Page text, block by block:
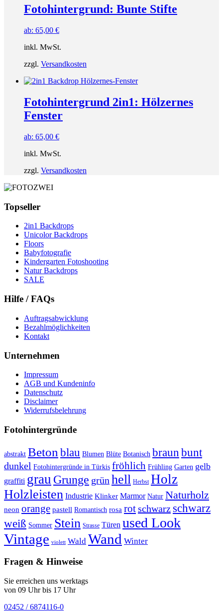
Fotohintergrund: Bunte Stifte
ab: 65,00 €
inkl. MwSt.
zzgl. Versandkosten
Fotohintergrund 2in1: Hölzernes
Fenster
ab: 65,00 €
inkl. MwSt.
zzgl. Versandkosten
Topseller
2in1 Backdrops
Unicolor Backdrops
Floors
Babyfotografie
Kindergarten Fotoshooting
Natur Backdrops
SALE
Hilfe / FAQs
Auftragsabwicklung
Bezahlmöglichkeiten
Kontakt
Unternehmen
Impressum
AGB und Kundeninfo
Datenschutz
Disclaimer
Widerrufsbelehrung
Fotohintergründe
abstrakt Beton blau Blumen Blüte Botanisch braun bunt
dunkel Fotohintergründe in Türkis fröhlich Frühling Garten gelb
graffiti grau Grunge grün hell Herbst Holz
Holzleisten Industrie Klinker Marmor Natur Naturholz
neon orange pastell Romantisch rosa rotschwarz schwarz
weiß Sommer Stein Strasse Türen used Look
Vintage violett Wald Wand Winter
Fragen & Hinweise
Sie erreichen uns werktags
von 09 Uhr bis 17 Uhr
02452 / 6874116-0